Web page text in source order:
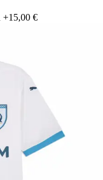
+15,00 €